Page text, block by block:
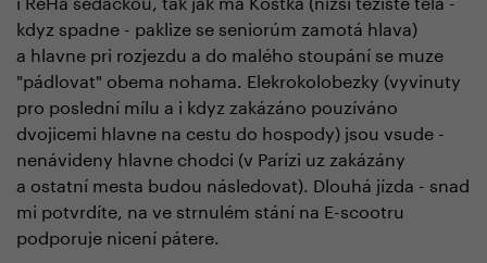
kdyz spadne - paklize se seniorúm zamotá hlava)
a hlavne pri rozjezdu a do malého stoupání se muze
"pádlovat" obema nohama. Elekrokolobezky (vyvinuty
pro poslední mílu a i kdyz zakázáno pouzíváno
dvojicemi hlavne na cestu do hospody) jsou vsude -
nenávideny hlavne chodci (v Parízi uz zakázány
a ostatní mesta budou následovat). Dlouhá jízda - snad
mi potvrdíte, na ve strnulém stání na E-scootru
podporuje nicení pátere.